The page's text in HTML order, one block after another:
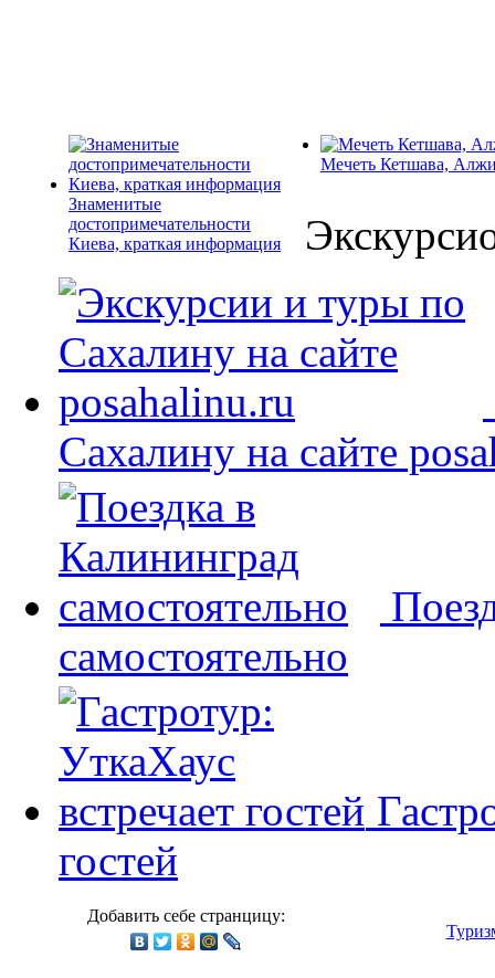
Знаменитые
достопримечательности
Киева, краткая информация
Мечеть Кетшава,
Сахалину на сайте
самостоятельно
гостей
Добавить себе странцицу: